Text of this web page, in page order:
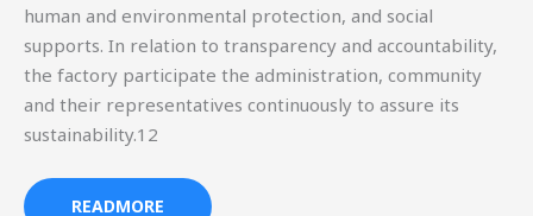
human and environmental protection, and social
supports. In relation to transparency and accountability,
the factory participate the administration, community
and their representatives continuously to assure its
sustainability.12
READMORE